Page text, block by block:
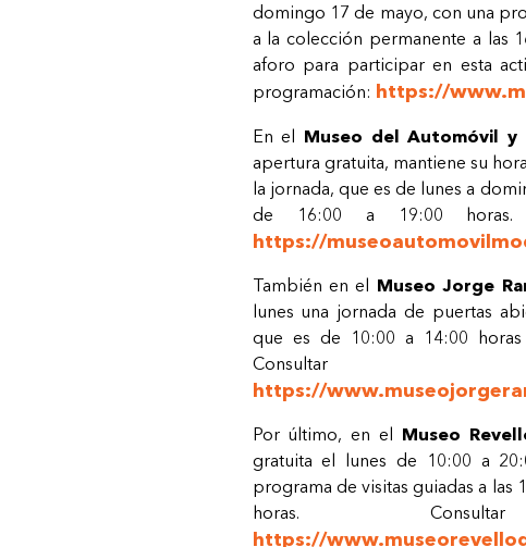
domingo 17 de mayo, con una
a la colección permanente a las
aforo para participar en esta
programación: https://
En el Museo del Automóvil y
apertura gratuita, mantiene su
la jornada, que es de lunes a
de 16:00 a 19:00 horas.
https://
También en el Museo Jorge
lunes una jornada de puertas
que es de 10:00 a 14:00
Consultar
https://
Por último, en el Museo
gratuita el lunes de 10:00 a
programa de visitas guiadas a las
horas. Consultar
https://